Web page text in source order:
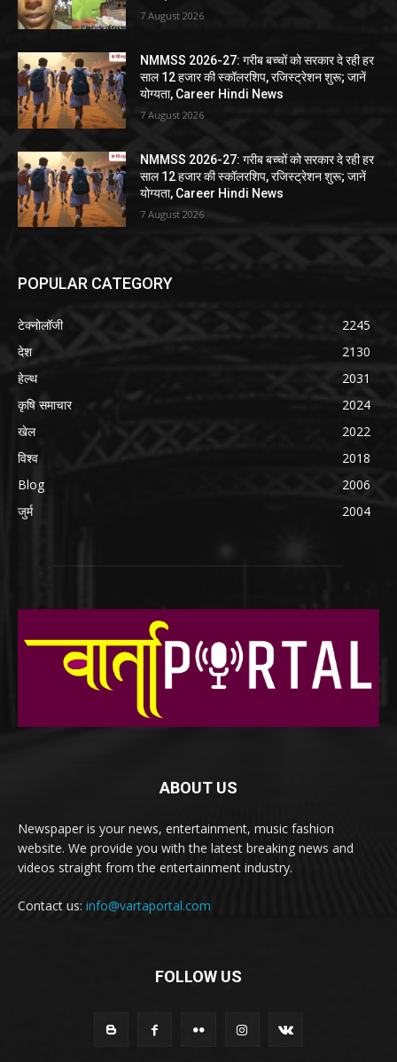
7 August 2026
NMMSS 2026-27: गरीब बच्चों को सरकार दे रही हर
साल 12 हजार की स्कॉलरशिप, रजिस्ट्रेशन शुरू; जानें
योग्यता, Career Hindi News
7 August 2026
NMMSS 2026-27: गरीब बच्चों को सरकार दे रही हर
साल 12 हजार की स्कॉलरशिप, रजिस्ट्रेशन शुरू; जानें
योग्यता, Career Hindi News
7 August 2026
POPULAR CATEGORY
टेक्नोलॉजी
2245
देश
2130
हेल्थ
2031
कृषि समाचार
2024
खेल
2022
विश्व
2018
Blog
2006
जुर्म
2004
ABOUT US
Newspaper is your news, entertainment, music fashion
website. We provide you with the latest breaking news and
videos straight from the entertainment industry.
Contact us: info@vartaportal.com
FOLLOW US